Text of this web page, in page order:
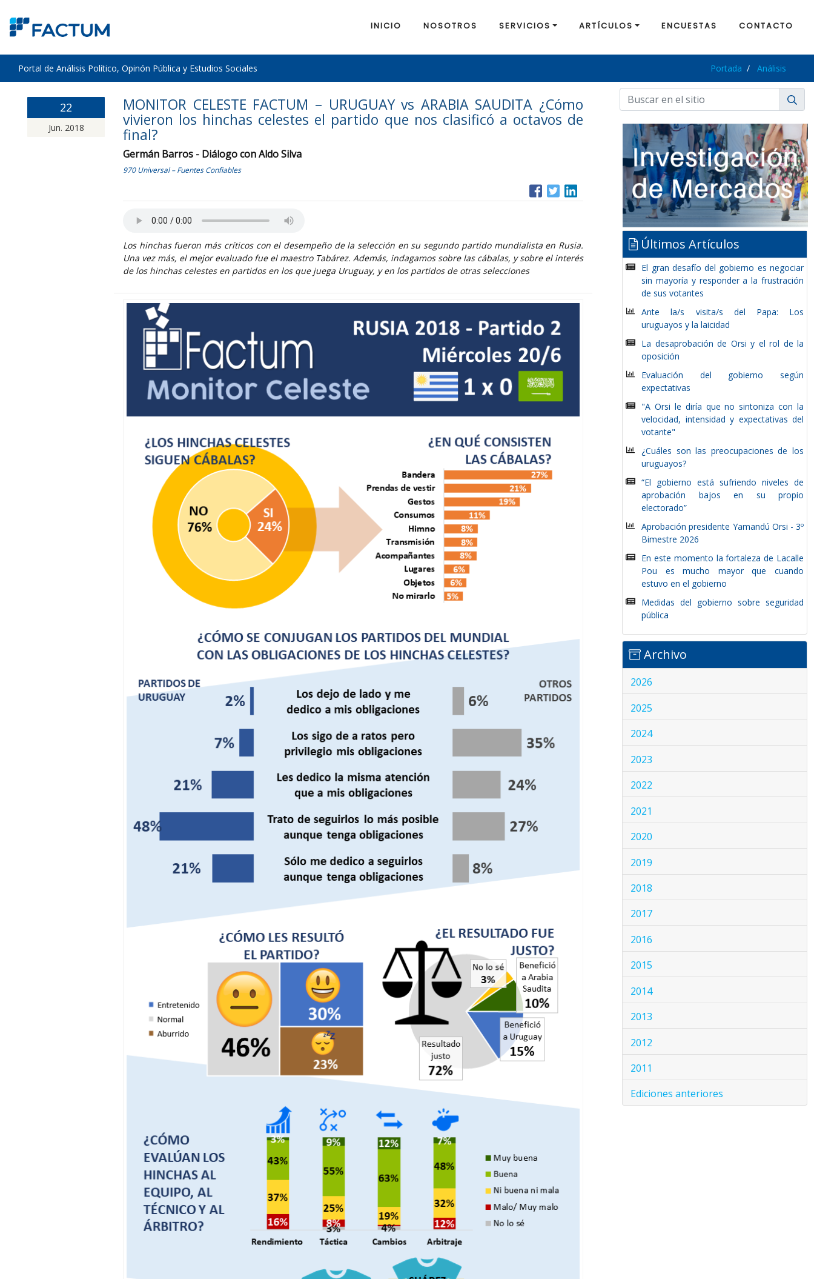
INICIO NOSOTROS SERVICIOS ARTÍCULOS ENCUESTAS CONTACTO
Portal de Análisis Político, Opinón Pública y Estudios Sociales Portada Análisis
22
Jun. 2018
MONITOR CELESTE FACTUM – URUGUAY vs ARABIA SAUDITA ¿Cómo
vivieron los hinchas celestes el partido que nos clasificó a octavos de
final?
Germán Barros - Diálogo con Aldo Silva
970 Universal – Fuentes Confiables
Los hinchas fueron más críticos con el desempeño de la selección en su segundo partido mundialista en Rusia.
Una vez más, el mejor evaluado fue el maestro Tabárez. Además, indagamos sobre las cábalas, y sobre el interés
de los hinchas celestes en partidos en los que juega Uruguay, y en los partidos de otras selecciones
Últimos Artículos
El gran desafío del gobierno es negociar
sin mayoría y responder a la frustración
de sus votantes
Ante la/s visita/s del Papa: Los
uruguayos y la laicidad
La desaprobación de Orsi y el rol de la
oposición
Evaluación del gobierno según
expectativas
"A Orsi le diría que no sintoniza con la
velocidad, intensidad y expectativas del
votante"
¿Cuáles son las preocupaciones de los
uruguayos?
“El gobierno está sufriendo niveles de
aprobación bajos en su propio
electorado”
Aprobación presidente Yamandú Orsi - 3º
Bimestre 2026
En este momento la fortaleza de Lacalle
Pou es mucho mayor que cuando
estuvo en el gobierno
Medidas del gobierno sobre seguridad
pública
Archivo
2026
2025
2024
2023
2022
2021
2020
2019
2018
2017
2016
2015
2014
2013
2012
2011
Ediciones anteriores